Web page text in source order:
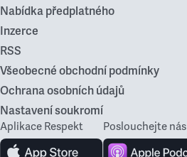
Nabídka předplatného
Inzerce
RSS
Všeobecné obchodní podmínky
Ochrana osobních údajů
Nastavení soukromí
Aplikace Respekt Poslouchejte nás